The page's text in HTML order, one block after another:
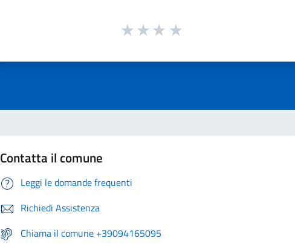
Contatta il comune
Leggi le domande frequenti
Richiedi Assistenza
Chiama il comune +39094165095